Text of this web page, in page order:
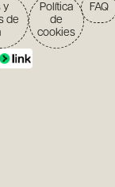
y
de
Política
de
cookies
FAQ